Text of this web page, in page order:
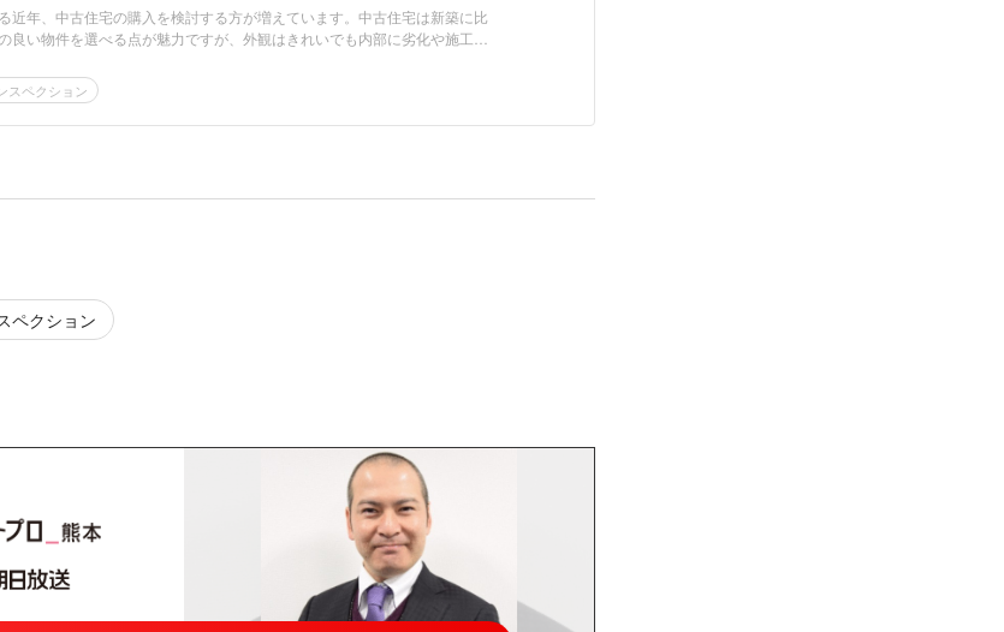
近年、中古住宅の購入を検討する方が増えています。中古住宅は新築に比
良い物件を選べる点が魅力ですが、外観はきれいでも内部に劣化や施工不
スペクション
ペクション